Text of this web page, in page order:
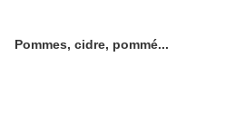
Pommes, cidre, pommé...